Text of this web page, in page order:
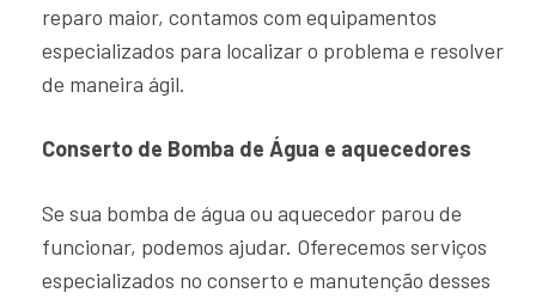
reparo maior, contamos com equipamentos
especializados para localizar o problema e resolver
de maneira ágil.
Conserto de Bomba de Água e aquecedores
Se sua bomba de água ou aquecedor parou de
funcionar, podemos ajudar. Oferecemos serviços
especializados no conserto e manutenção desses